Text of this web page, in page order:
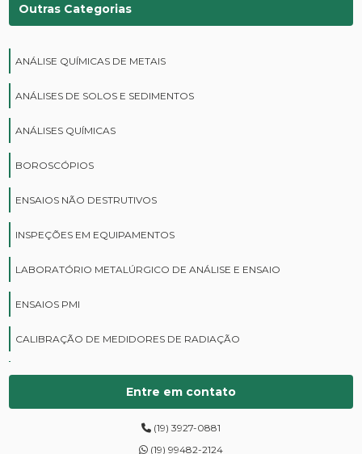
Outras Categorias
ANÁLISE QUÍMICAS DE METAIS
ANÁLISES DE SOLOS E SEDIMENTOS
ANÁLISES QUÍMICAS
BOROSCÓPIOS
ENSAIOS NÃO DESTRUTIVOS
INSPEÇÕES EM EQUIPAMENTOS
LABORATÓRIO METALÚRGICO DE ANÁLISE E ENSAIO
ENSAIOS PMI
CALIBRAÇÃO DE MEDIDORES DE RADIAÇÃO
CURSOS DE PROTEÇÃO RADIOLÓGICA
DIGITALIZAÇÃO DE FILMES RADIOGRÁFICOS
ENSAIOS DE DUREZA DE CAMPO
Entre em contato
(19) 3927-0881
(19) 99482-2124